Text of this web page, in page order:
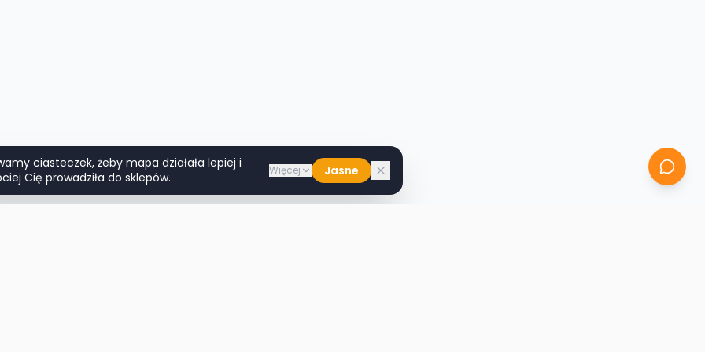
ciasteczek, żeby mapa działała lepiej i
Cię prowadziła do sklepów.
Więcej Jasne